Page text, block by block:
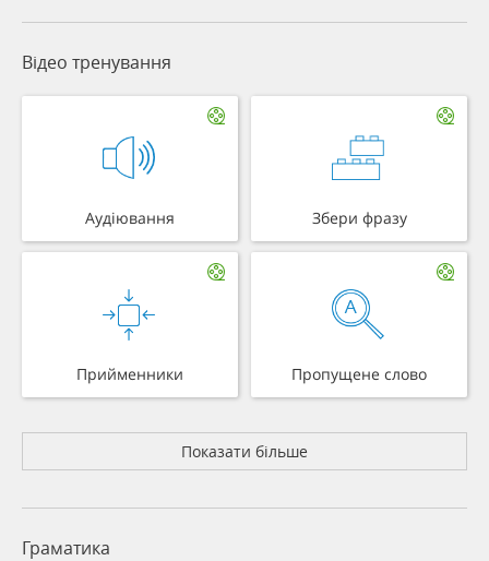
Відео тренування
Аудіювання Збери фразу
Прийменники Пропущене слово
Показати більше
Граматика